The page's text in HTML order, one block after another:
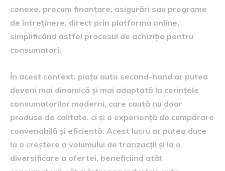
conexe, precum finanțare, asigurări sau programe
de întreținere, direct prin platforma online,
simplificând astfel procesul de achiziție pentru
consumatori.
În acest context, piața auto second-hand ar putea
deveni mai dinamică și mai adaptată la cerințele
consumatorilor moderni, care caută nu doar
produse de calitate, ci și o experiență de cumpărare
convenabilă și eficientă. Acest lucru ar putea duce
la o creștere a volumului de tranzacții și la o
diversificare a ofertei, beneficiind atât